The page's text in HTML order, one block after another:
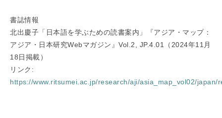
書誌情報
北出慶子「日本語を学ぶための読書案内」『アジア・マップ：
アジア・日本研究Webマガジン』Vol.2, JP.4.01（2024年11月
18日掲載）
リンク:
https://www.ritsumei.ac.jp/research/aji/asia_map_vol02/japan/